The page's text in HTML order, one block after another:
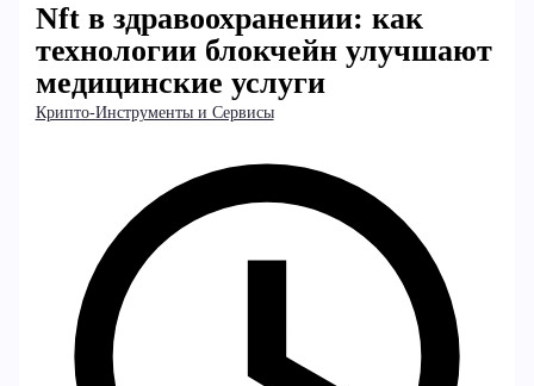
Nft в здравоохранении: как
технологии блокчейн улучшают
медицинские услуги
Крипто-Инструменты и Сервисы